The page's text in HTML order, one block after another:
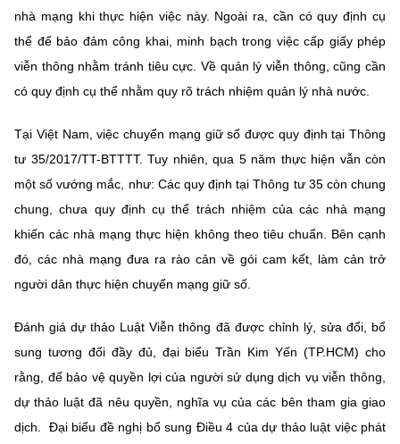
nhà mạng khi thực hiện việc này. Ngoài ra, cần có quy định cụ
thể để bảo đảm công khai, minh bạch trong việc cấp giấy phép
viễn thông nhằm tránh tiêu cực. Về quản lý viễn thông, cũng cần
có quy định cụ thể nhằm quy rõ trách nhiệm quản lý nhà nước.
Tại Việt Nam, việc chuyển mạng giữ số được quy định tại Thông
tư 35/2017/TT-BTTTT. Tuy nhiên, qua 5 năm thực hiện vẫn còn
một số vướng mắc, như: Các quy định tại Thông tư 35 còn chung
chung, chưa quy định cụ thể trách nhiệm của các nhà mạng
khiến các nhà mạng thực hiện không theo tiêu chuẩn. Bên cạnh
đó, các nhà mạng đưa ra rào cản về gói cam kết, làm cản trở
người dân thực hiện chuyển mạng giữ số.
Đánh giá dự thảo Luật Viễn thông đã được chỉnh lý, sửa đổi, bổ
sung tương đối đầy đủ, đại biểu Trần Kim Yến (TP.HCM) cho
rằng, để bảo vệ quyền lợi của người sử dụng dịch vụ viễn thông,
dự thảo luật đã nêu quyền, nghĩa vụ của các bên tham gia giao
dịch. Đại biểu đề nghị bổ sung Điều 4 của dự thảo luật việc phát